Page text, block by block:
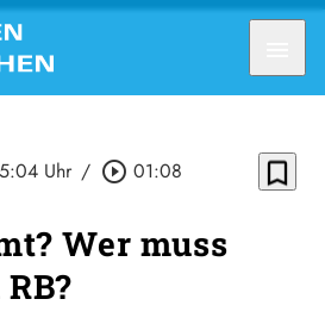
Uhr / play_circle_outline 01:08 bookmark_border
Wer muss